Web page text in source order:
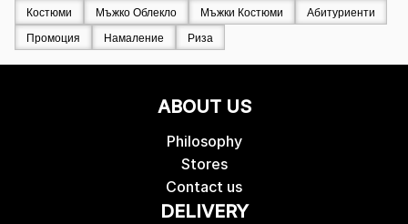
Костюми Мъжко Облекло Мъжки Костюми
Абитуриенти
Промоция
Намаление Риза
ABOUT US
Philosophy
Stores
Contact us
DELIVERY